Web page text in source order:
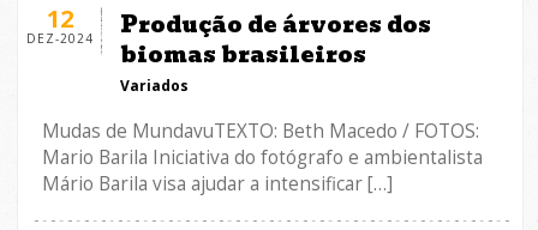
12
DEZ-2024
Produção de árvores dos
biomas brasileiros
Variados
Mudas de MundavuTEXTO: Beth Macedo / FOTOS:
Mario Barila Iniciativa do fotógrafo e ambientalista
Mário Barila visa ajudar a intensificar […]